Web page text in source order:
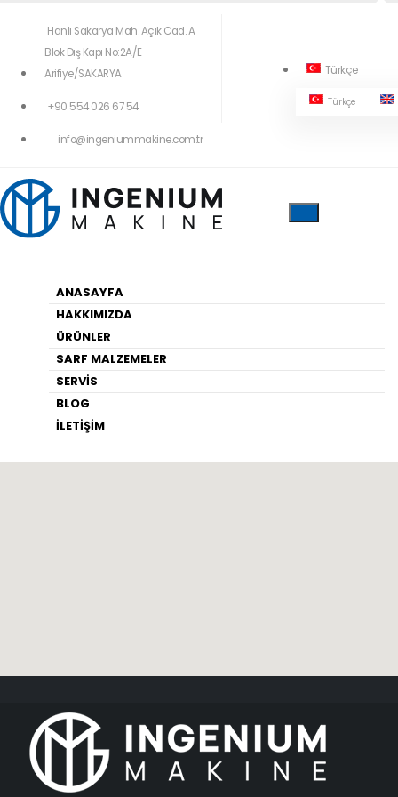
Hanlı Sakarya Mah. Açık Cad. A
Blok Dış Kapı No:2A/E
Arifiye/SAKARYA
+90 554 026 67 54
info@ingeniummakine.com.tr
Türkçe
Türkçe
ANASAYFA
HAKKIMIZDA
ÜRÜNLER
SARF MALZEMELER
SERVİS
BLOG
İLETİŞİM
404!
Yapabilirsiniz
Anasayfa